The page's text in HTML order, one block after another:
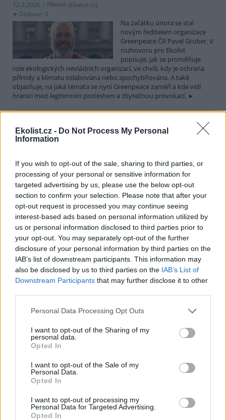
Ekolist.cz - Do Not Process My Personal
Information
If you wish to opt-out of the sale, sharing to third parties, or
processing of your personal or sensitive information for
targeted advertising by us, please use the below opt-out
section to confirm your selection. Please note that after your
opt-out request is processed you may continue seeing
interest-based ads based on personal information utilized by
us or personal information disclosed to third parties prior to
your opt-out. You may separately opt-out of the further
disclosure of your personal information by third parties on the
IAB’s list of downstream participants. This information may
also be disclosed by us to third parties on the IAB’s List of
Downstream Participants that may further disclose it to other
Personal Data Processing Opt Outs
I want to opt-out of the Sharing of my
personal data.
Opted In
I want to opt-out of the Sale of my
Personal Data.
Opted In
I want to opt-out of processing my
Personal Data for Targeted Advertising.
Opted In
12.3.2026 | PRAHA (Ekolist.cz)
Diskuse: 3
Na začátku února se stal
novým ředitelem organizace
Greenpeace ČR Pavel Gruber. V
rozhovoru pro Ekolist
popisuje, jak se proměňuje
role ekologických nevládních organizací, ve chvíli, kdy je ochrana
přírody a klimatu oslabována nebo zpochybňována. A také
objasňuje, na jaká témata se nyní Greenpeace zaměří a kde vidí
hranici mezi legitimním protestem a zbytečnou provokací.
Martin Nawrath: I v případě environmentálního žalu
platí, že sdílená bolest je poloviční bolest
Ekologická úzkost,
environmentální žal, klimatický
smutek. Jsou to nové
fenomény, nebo prožívali
podobné pocity i lidé v
minulosti? Obavy z měnícího se životního prostředí jsou na jednu
stranu přirozené a racionální. Někdy ale mohou narůst až do
takové míry, že člověka paralyzují. Jak poznáme, že nastal čas říci si
o podporu nebo pomoc a kde ji hledat? I o tom jsme hovořili s
Martinem Nawrathem, terapeutem a facilitátorem zabývajícím se
péčí o duševní zdraví také v kontextu probíhající klimatické krize a
proměn životního prostředí.
„Furt ve střehu.“ Manažer přírody Vilém Jurek o
26.11.2025 | PRAHA (Ekolist.cz)
Vilém Jurek je krajinný ekolog,
který zasvětil svůj profesní
končící projekt LIFE South
Moravia, jehož cílem byla obnova stepních biotopů na jižní
Moravě. Mluví o významu pastvy, invazních druzích, složitých
diplomatických jednáních s vlastníky i o tom, proč je důležité
vydržet – i když výsledky nejsou vidět hned. A také o tom, co ho k
přírodě přivedlo, proč má slabost pro Kamenný vrch a jakou roli v